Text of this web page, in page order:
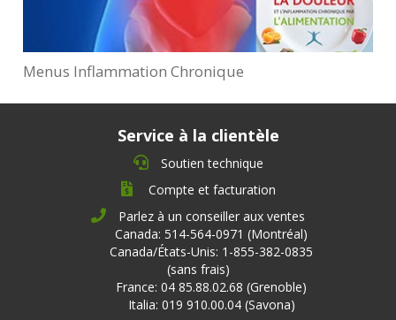
Menus Inflammation Chronique
Service à la clientèle
Soutien technique
Compte et facturation
Parlez à un conseiller aux ventes
Canada: 514-564-0971 (Montréal)
Canada/États-Unis: 1-855-382-0835
(sans frais)
France: 04 85.88.02.68 (Grenoble)
Italia: 019 910.00.04 (Savona)